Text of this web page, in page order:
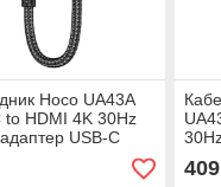
Hoco UA43A
to HDMI 4K 30Hz
USB-C
телефона
монітора
C
409